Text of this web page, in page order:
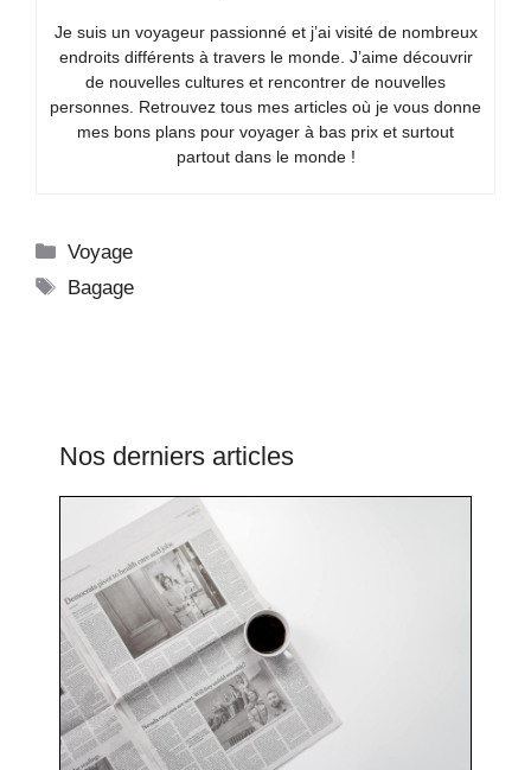
Je suis un voyageur passionné et j’ai visité de nombreux
endroits différents à travers le monde. J’aime découvrir
de nouvelles cultures et rencontrer de nouvelles
personnes. Retrouvez tous mes articles où je vous donne
mes bons plans pour voyager à bas prix et surtout
partout dans le monde !
Catégories
Voyage
Étiquettes
Bagage
Nos derniers articles